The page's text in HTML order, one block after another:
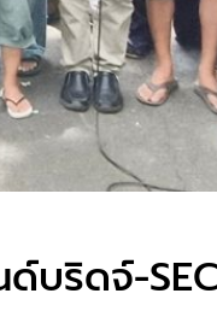
บริดจ์-